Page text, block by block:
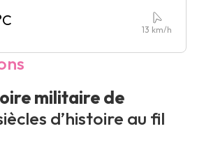
17:00 13 km/h
militaire de
d’histoire au fil